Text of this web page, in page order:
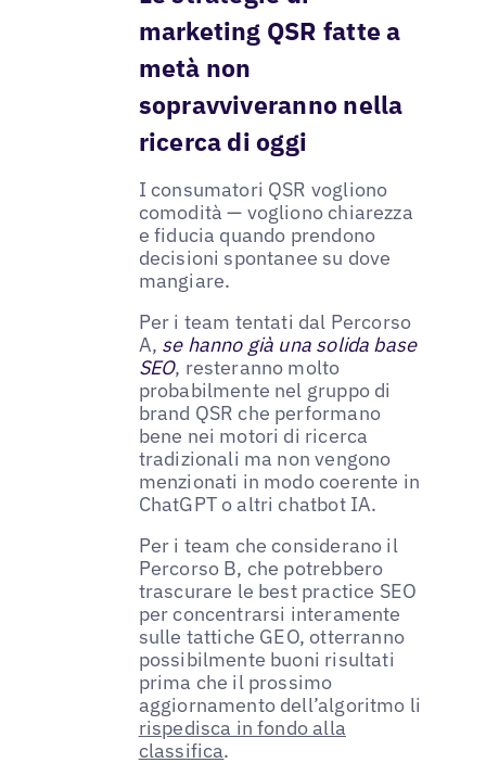
marketing QSR fatte a
metà non
sopravviveranno nella
ricerca di oggi
I consumatori QSR vogliono
comodità — vogliono chiarezza
e fiducia quando prendono
decisioni spontanee su dove
mangiare.
Per i team tentati dal Percorso
A, se hanno già una solida base
SEO, resteranno molto
probabilmente nel gruppo di
brand QSR che performano
bene nei motori di ricerca
tradizionali ma non vengono
menzionati in modo coerente in
ChatGPT o altri chatbot IA.
Per i team che considerano il
Percorso B, che potrebbero
trascurare le best practice SEO
per concentrarsi interamente
sulle tattiche GEO, otterranno
possibilmente buoni risultati
prima che il prossimo
aggiornamento dell’algoritmo li
rispedisca in fondo alla
classifica.